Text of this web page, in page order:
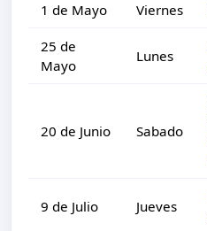
1 de Mayo Viernes
25 de
Mayo
Lunes
20 de Junio Sabado
9 de Julio Jueves